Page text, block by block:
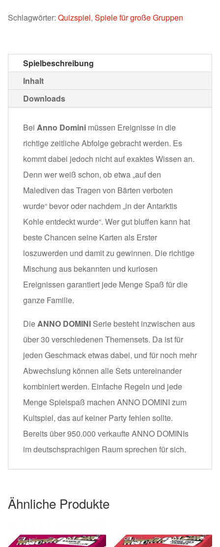
Schlagwörter: Quizspiel, Spiele für große Gruppen
Spielbeschreibung
Inhalt
Downloads
Bei Anno Domini müssen Ereignisse in die
richtige zeitliche Abfolge gebracht werden. Es
kommt dabei jedoch nicht auf exaktes Wissen an.
Denn wer weiß schon, ob etwa „auf den
Malediven das Tragen von Bärten verboten
wurde“ bevor oder nachdem „in der Antarktis
Kohle entdeckt wurde“. Wer gut bluffen kann hat
beste Chancen seine Karten als Erster
loszuwerden und damit zu gewinnen. Die richtige
Mischung aus bekannten und kuriosen
Ereignissen garantiert jede Menge Spaß für die
ganze Familie.
DieANNO DOMINI Serie besteht inzwischen aus
über 30 verschiedenen Themensets. Da ist für
jeden Geschmack etwas dabei, und für noch mehr
Abwechslung können alle Sets untereinander
kombiniert werden. Einfache Regeln und jede
Menge Spielspaß machen ANNO DOMINI zum
Kultspiel, das auf keiner Party fehlen sollte.
Bereits über 950.000 verkaufte ANNO DOMINIs
im deutschsprachigen Raum sprechen für sich.
Ähnliche Produkte